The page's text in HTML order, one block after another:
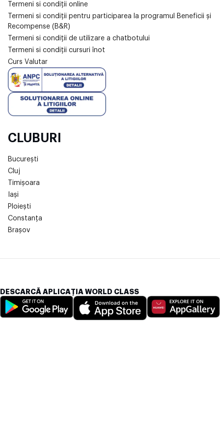
Termeni si condiții online
Termeni si condiții pentru participarea la programul Beneficii și
Recompense (B&R)
Termeni si condiții de utilizare a chatbotului
Termeni si condiții cursuri înot
Curs Valutar
CLUBURI
București
Cluj
Timișoara
Iași
Ploiești
Constanța
Brașov
DESCARCĂ APLICAȚIA WORLD CLASS